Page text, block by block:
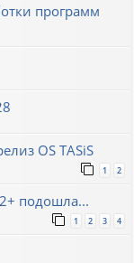
программ
OS TASiS
1 2
подошла...
1 2 3 4